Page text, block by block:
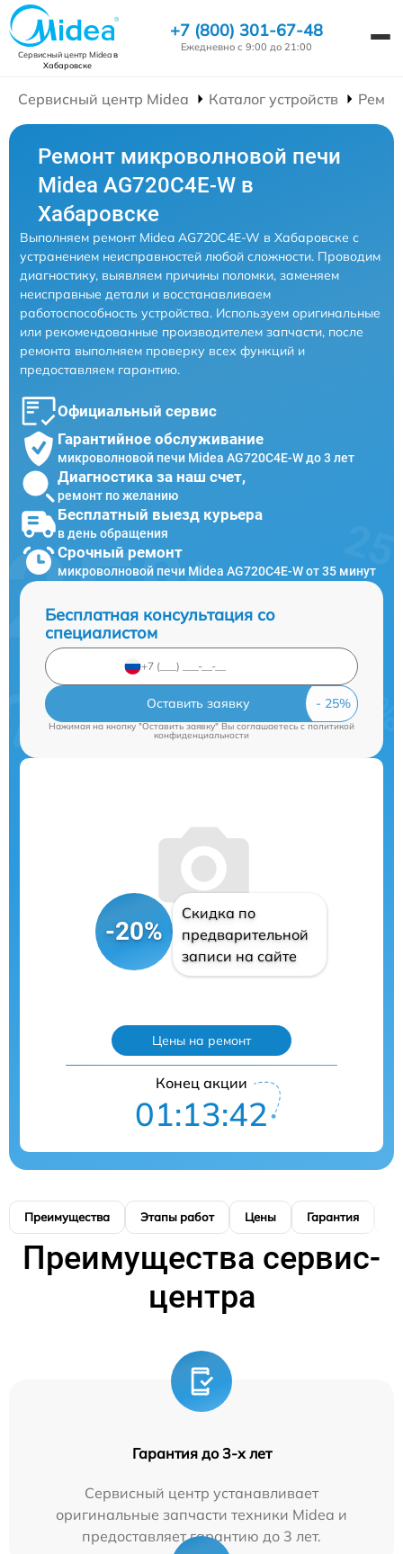
Сервисный центр Mideaв
Хабаровске
+7 (800) 301-67-48
Ежедневно с 9:00 до 21:00
Сервисный центр Midea Каталог устройств
Ремонт микроволновой печи
Midea AG720C4E-W в
Хабаровске
Выполняем ремонт Midea AG720C4E-W в Хабаровске с
устранением неисправностей любой сложности. Проводим
диагностику, выявляем причины поломки, заменяем
неисправные детали и восстанавливаем
работоспособность устройства. Используем оригинальные
или рекомендованные производителем запчасти, после
ремонта выполняем проверку всех функций и
предоставляем гарантию.
Официальный сервис
Гарантийное обслуживание
микроволновой печи Midea AG720C4E-W до 3 лет
Диагностика за наш счет,
ремонт по желанию
Бесплатный выезд курьера
в день обращения
Срочный ремонт
микроволновой печи Midea AG720C4E-W от 35 минут
Бесплатная консультация со
специалистом
Оставить заявку
Нажимая на кнопку "Оставить заявку" Вы соглашаетесь cполитикой
конфиденциальности
-20%
Скидка по
предварительной
записи на сайте
Цены на ремонт
Конец акции
01:13:40
Преимущества Этапы работ Цены Гарантия
Преимущества сервис-
центра
Гарантия до 3-х лет
Сервисный центр устанавливает
оригинальные запчасти техники Midea и
предоставляет гарантию до 3 лет.